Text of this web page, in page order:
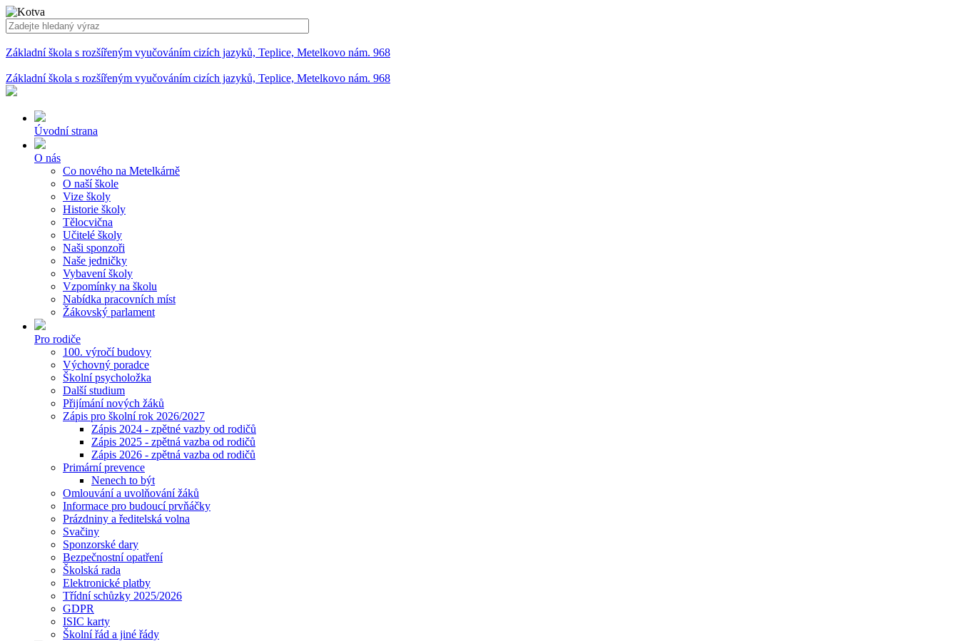
Základní škola s rozšířeným vyučováním cizích jazyků, Teplice, Metelkovo nám. 968
Základní škola s rozšířeným vyučováním cizích jazyků, Teplice, Metelkovo nám. 968
Úvodní strana
O nás
Co nového na Metelkárně
O naší škole
Vize školy
Historie školy
Tělocvična
Učitelé školy
Naši sponzoři
Naše jedničky
Vybavení školy
Vzpomínky na školu
Nabídka pracovních míst
Žákovský parlament
Pro rodiče
100. výročí budovy
Výchovný poradce
Školní psycholožka
Další studium
Přijímání nových žáků
Zápis pro školní rok 2026/2027
Zápis 2024 - zpětné vazby od rodičů
Zápis 2025 - zpětná vazba od rodičů
Zápis 2026 - zpětná vazba od rodičů
Primární prevence
Nenech to být
Omlouvání a uvolňování žáků
Informace pro budoucí prvňáčky
Prázdniny a ředitelská volna
Svačiny
Sponzorské dary
Bezpečnostní opatření
Školská rada
Elektronické platby
Třídní schůzky 2025/2026
GDPR
ISIC karty
Školní řád a jiné řády